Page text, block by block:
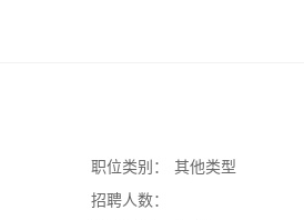
职位类别：
其他类型
招聘人数：